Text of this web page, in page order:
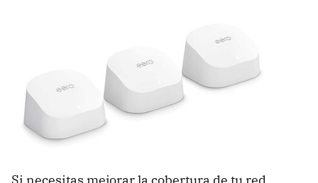
Si necesitas mejorar la cobertura de tu red